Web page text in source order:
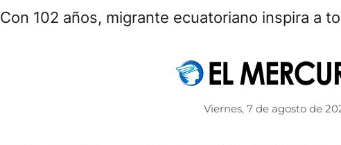
Con 102 años, migrante ecuatoriano inspira a
Viernes, 7 de agosto de